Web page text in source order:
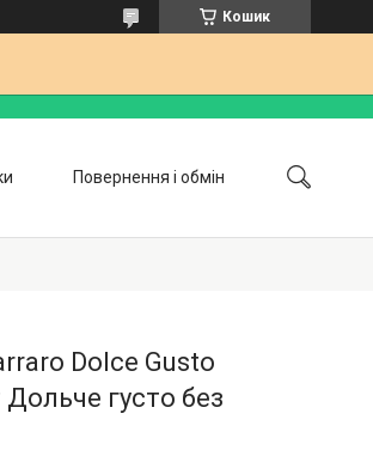
Кошик
Повернення і обмін
Dolce Gusto
густо без